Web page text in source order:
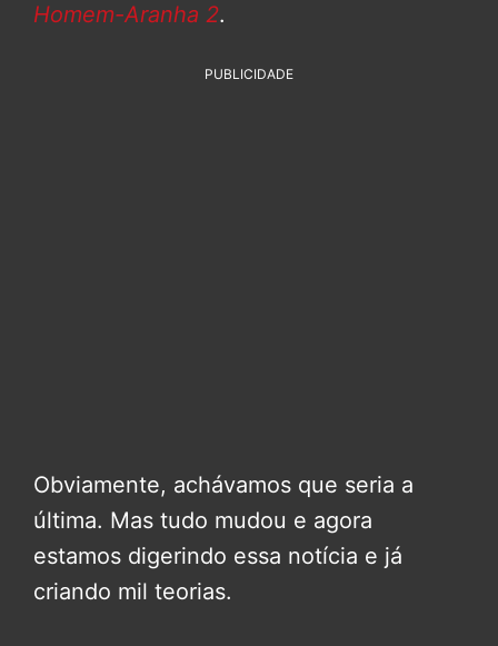
Homem-Aranha 2.
PUBLICIDADE
Obviamente, achávamos que seria a
última. Mas tudo mudou e agora
estamos digerindo essa notícia e já
criando mil teorias.